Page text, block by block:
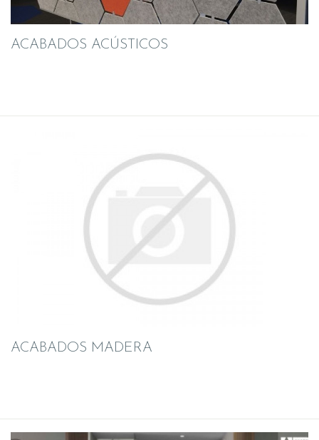
ACABADOS ACÚSTICOS
ACABADOS MADERA